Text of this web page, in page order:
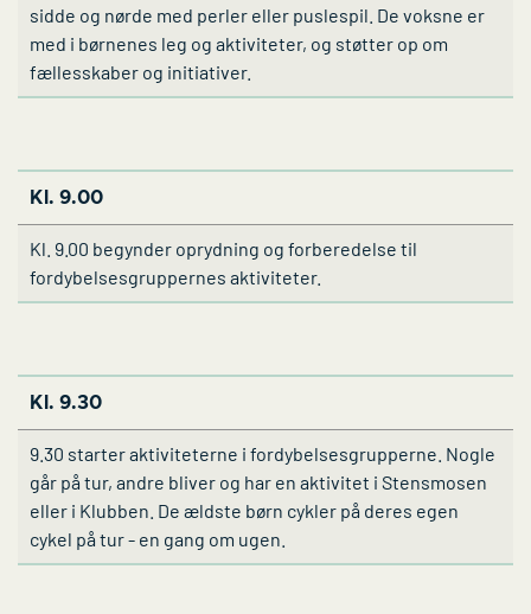
sidde og nørde med perler eller puslespil. De voksne er
med i børnenes leg og aktiviteter, og støtter op om
fællesskaber og initiativer.
Kl. 9.00
Kl. 9.00 begynder oprydning og forberedelse til
fordybelsesgruppernes aktiviteter.
Kl. 9.30
9.30 starter aktiviteterne i fordybelsesgrupperne. Nogle
går på tur, andre bliver og har en aktivitet i Stensmosen
eller i Klubben. De ældste børn cykler på deres egen
cykel på tur - en gang om ugen.